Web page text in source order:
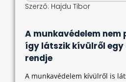
Szerző: Hajdu Tibor
A munkavédelem nem
így látszik kívülről egy
rendje
A munkavédelem kívülről is